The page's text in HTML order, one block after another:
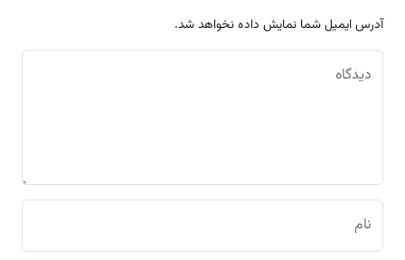
آدرس ایمیل شما نمایش داده نخواهد شد.
دیدگاه
نام